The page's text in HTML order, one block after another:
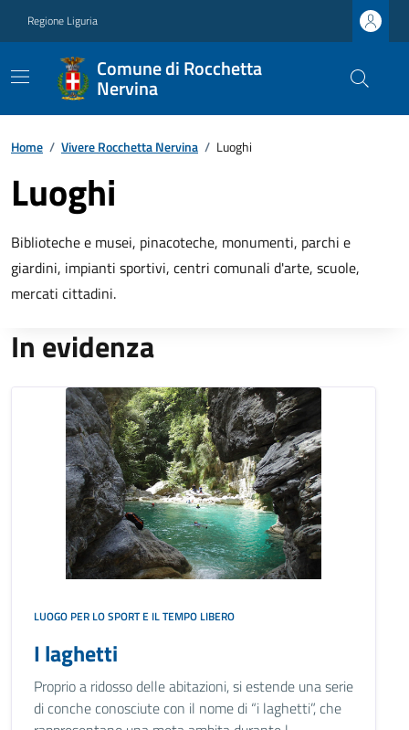
Regione Liguria
Comune di Rocchetta
Nervina
Home / Vivere Rocchetta Nervina / Luoghi
Luoghi
Biblioteche e musei, pinacoteche, monumenti, parchi e
giardini, impianti sportivi, centri comunali d'arte, scuole,
mercati cittadini.
In evidenza
LUOGO PER LO SPORT E IL TEMPO LIBERO
I laghetti
Proprio a ridosso delle abitazioni, si estende una serie
di conche conosciute con il nome di “i laghetti”, che